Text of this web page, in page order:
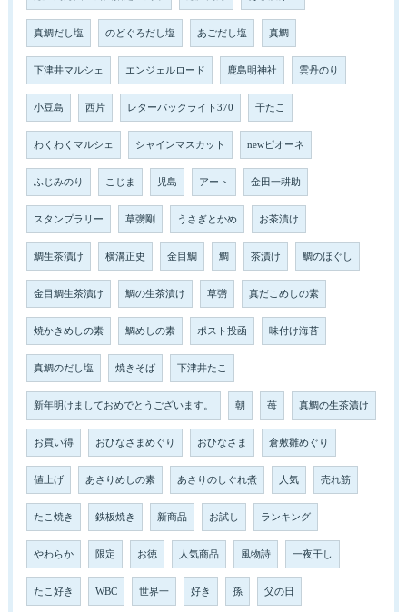
真鯛だし塩 のどぐろだし塩 あごだし塩 真鯛
下津井マルシェ エンジェルロード 鹿島明神社 雲丹のり
小豆島 西片 レターパックライト370 干たこ
わくわくマルシェ シャインマスカット newピオーネ
ふじみのり こじま 児島 アート 金田一耕助
スタンプラリー 草彅剛 うさぎとかめ お茶漬け
鯛生茶漬け 横溝正史 金目鯛 鯛 茶漬け 鯛のほぐし
金目鯛生茶漬け 鯛の生茶漬け 草彅 真だこめしの素
焼かきめしの素 鯛めしの素 ポスト投函 味付け海苔
真鯛のだし塩 焼きそば 下津井たこ
新年明けましておめでとうございます。 朝 苺 真鯛の生茶漬け
お買い得 おひなさまめぐり おひなさま 倉敷雛めぐり
値上げ あさりめしの素 あさりのしぐれ煮 人気 売れ筋
たこ焼き 鉄板焼き 新商品 お試し ランキング
やわらか 限定 お徳 人気商品 風物詩 一夜干し
たこ好き WBC 世界一 好き 孫 父の日